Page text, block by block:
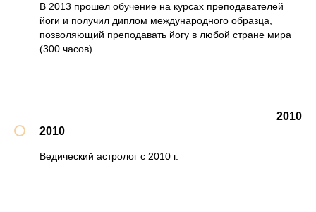
В 2013 прошел обучение на курсах преподавателей
йоги и получил диплом международного образца,
позволяющий преподавать йогу в любой стране мира
(300 часов).
2010
2010
Ведический астролог с 2010 г.